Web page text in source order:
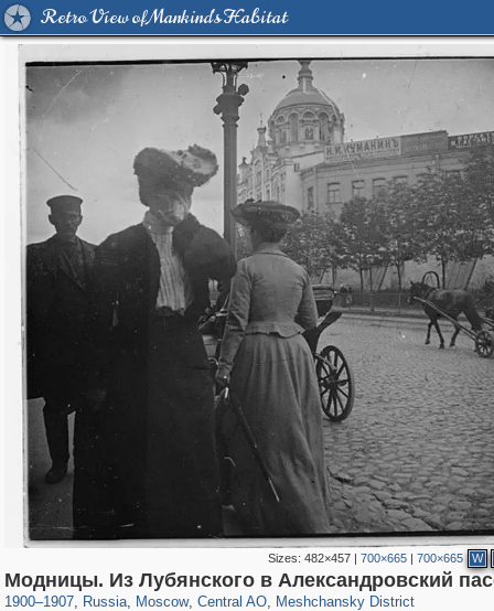
Retro View of Mankind's Habitat
Sizes: 482×457 | 700×665 | 700×665 W
Модницы. Из Лубянского в Александровский
1900–1907, Russia
1,407,361 29,248
, Moscow
319,882 8,286
, Central AO
160,021 5,916
, Meshchansky District
10,193 264